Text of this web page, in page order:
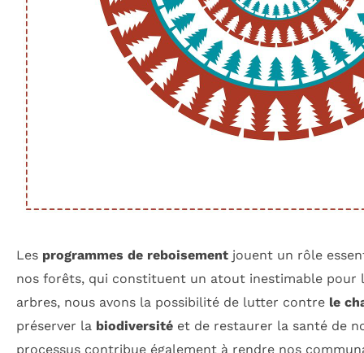
Les programmes de reboisement jouent un rôle
nos forêts, qui constituent un atout inestimable pour
arbres, nous avons la possibilité de lutter contre le
préserver la biodiversité et de restaurer la santé de
processus contribue également à rendre nos